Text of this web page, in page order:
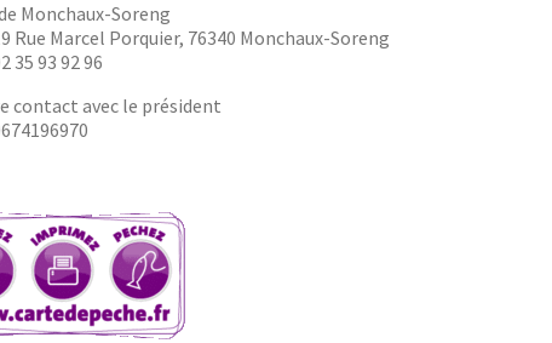
Monchaux-Soreng
Rue Marcel Porquier, 76340 Monchaux-Soreng
35 93 92 96
contact avec le président